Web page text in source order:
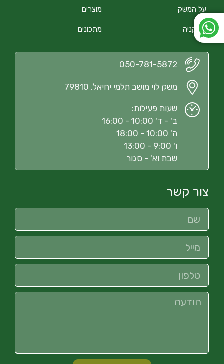
על המשק
הירקניה
מוצרים
מתכונים
050-781-5872
משק לוי מושב תלמי יחיאל, 79810
שעות פעילות:
ב' - ד' 10:00 - 16:00
ה' 10:00 - 18:00
ו' 9:00 - 13:00
שבת וא' - סגור
צור קשר